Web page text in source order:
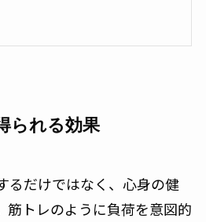
られる効果
るだけではなく、心身の健
筋トレのように負荷を意図的